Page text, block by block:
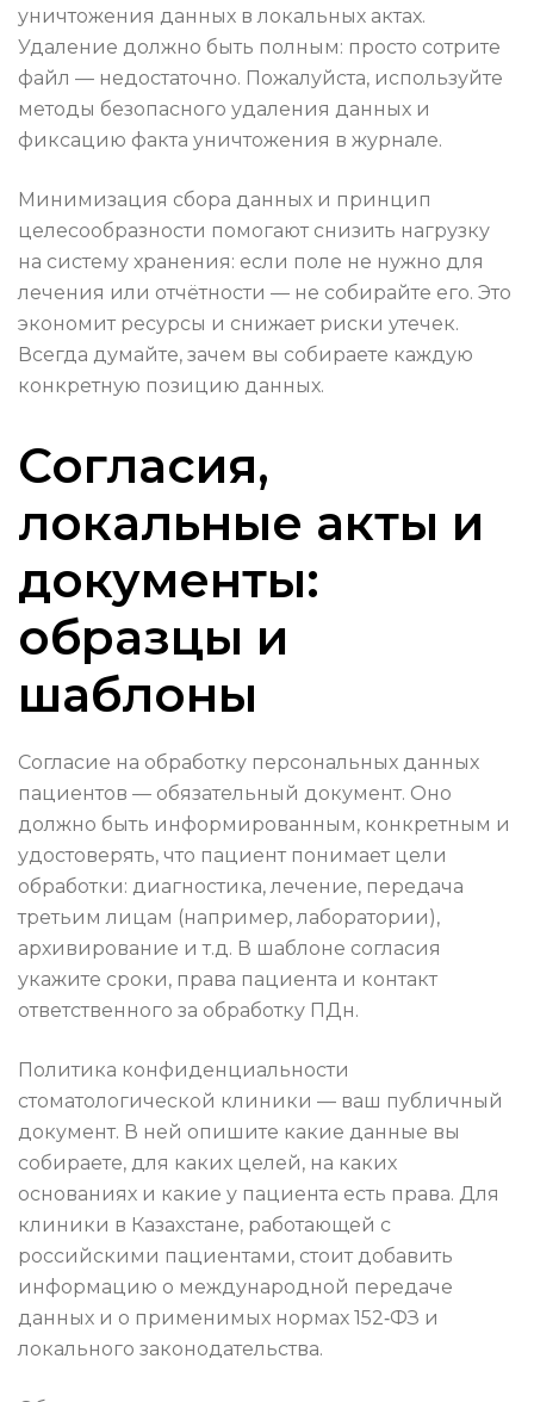
уничтожения данных в локальных актах.
Удаление должно быть полным: просто сотрите
файл — недостаточно. Пожалуйста, используйте
методы безопасного удаления данных и
фиксацию факта уничтожения в журнале.
Минимизация сбора данных и принцип
целесообразности помогают снизить нагрузку
на систему хранения: если поле не нужно для
лечения или отчётности — не собирайте его. Это
экономит ресурсы и снижает риски утечек.
Всегда думайте, зачем вы собираете каждую
конкретную позицию данных.
Согласия,
локальные акты и
документы:
образцы и
шаблоны
Согласие на обработку персональных данных
пациентов — обязательный документ. Оно
должно быть информированным, конкретным и
удостоверять, что пациент понимает цели
обработки: диагностика, лечение, передача
третьим лицам (например, лаборатории),
архивирование и т.д. В шаблоне согласия
укажите сроки, права пациента и контакт
ответственного за обработку ПДн.
Политика конфиденциальности
стоматологической клиники — ваш публичный
документ. В ней опишите какие данные вы
собираете, для каких целей, на каких
основаниях и какие у пациента есть права. Для
клиники в Казахстане, работающей с
российскими пациентами, стоит добавить
информацию о международной передаче
данных и о применимых нормах 152‑ФЗ и
локального законодательства.